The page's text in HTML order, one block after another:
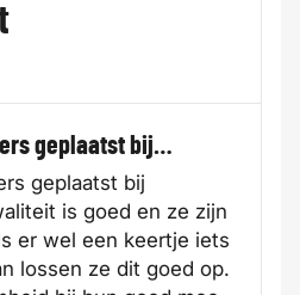
geplaatst bij…
geplaatst bij
is goed en ze zijn
er wel een keertje iets
lossen ze dit goed op.